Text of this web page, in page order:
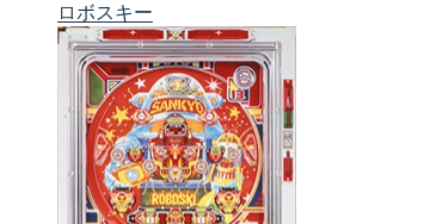
ロボスキー